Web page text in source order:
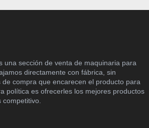
una sección de venta de maquinaria para
directamente con fábrica, sin
compra que encarecen el producto para
política es ofrecerles los mejores productos
competitivo.